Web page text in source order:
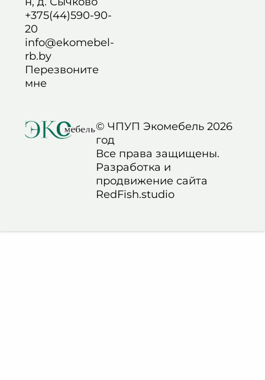
+375(44)590-90-
20
info@ekomebel-
rb.by
Перезвоните
мне
© ЧПУП Экомебель 2026
год
Все права защищены.
Разработка и
продвижение сайта
RedFish.studio